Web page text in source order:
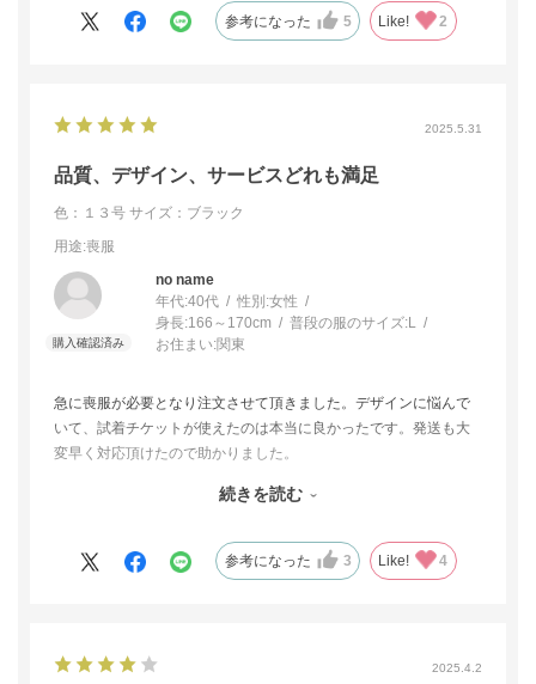
参考になった 5 Like! 2
2025.5.31
品質、デザイン、サービスどれも満足
色：１３号 サイズ：ブラック
用途:喪服
no name
年代:40代 性別:女性
身長:166～170cm 普段の服のサイズ:L
お住まい:関東
急に喪服が必要となり注文させて頂きました。デザインに悩んで
いて、試着チケットが使えたのは本当に良かったです。発送も大
変早く対応頂けたので助かりました。
続きを読む
参考になった 3 Like! 4
2025.4.2